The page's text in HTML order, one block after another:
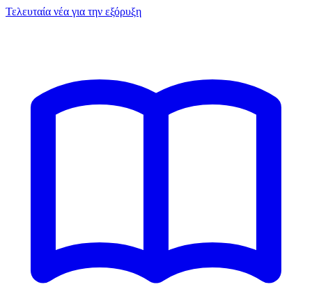
Τελευταία νέα για την εξόρυξη